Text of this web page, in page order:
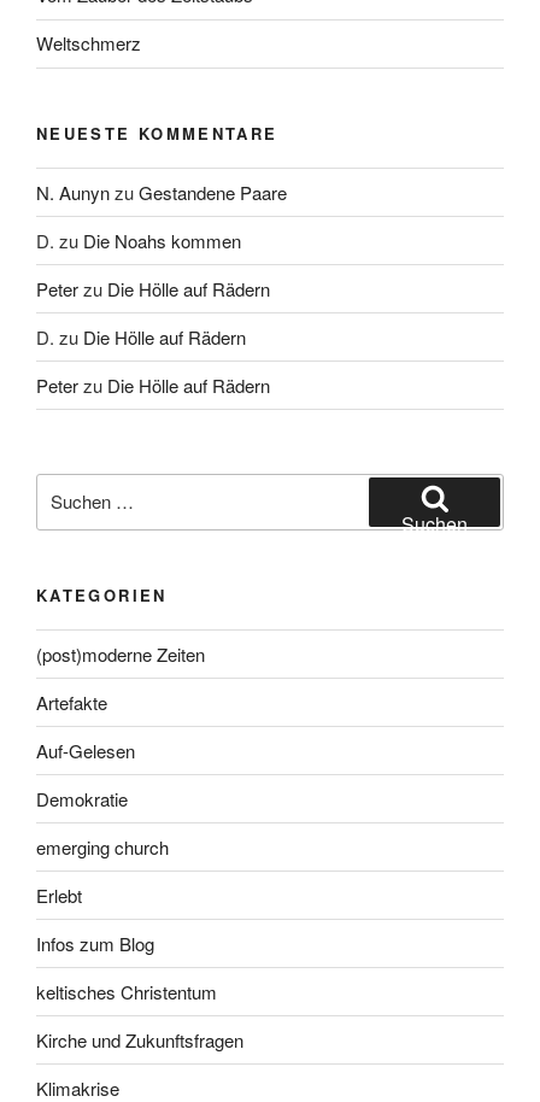
Weltschmerz
NEUESTE KOMMENTARE
N. AunynzuGestandene Paare
D. zu Die Noahs kommen
Peterzu Die Hölle auf Rädern
D. zu Die Hölle auf Rädern
Peterzu Die Hölle auf Rädern
nach:
Suchen
KATEGORIEN
(post)moderne Zeiten
Artefakte
Auf-Gelesen
Demokratie
emerging church
Erlebt
Infos zum Blog
keltisches Christentum
Kirche und Zukunftsfragen
Klimakrise